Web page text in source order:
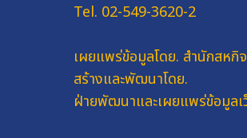
Tel. 02-549-3620-2
เผยแพร่ข้อมูลโดย. สำนักสหกิ
สร้างและพัฒนาโดย.
ฝ่ายพัฒนาและเผยแพร่ข้อมูลเ